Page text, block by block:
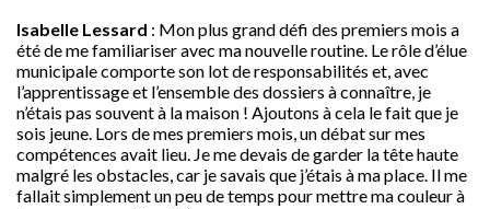
Isabelle Lessard : Mon plus grand défi des premiers mois a
été de me familiariser avec ma nouvelle routine. Le rôle d’élue
municipale comporte son lot de responsabilités et, avec
l’apprentissage et l’ensemble des dossiers à connaître, je
n’étais pas souvent à la maison ! Ajoutons à cela le fait que je
sois jeune. Lors de mes premiers mois, un débat sur mes
compétences avait lieu. Je me devais de garder la tête haute
malgré les obstacles, car je savais que j’étais à ma place. Il me
fallait simplement un peu de temps pour mettre ma couleur à